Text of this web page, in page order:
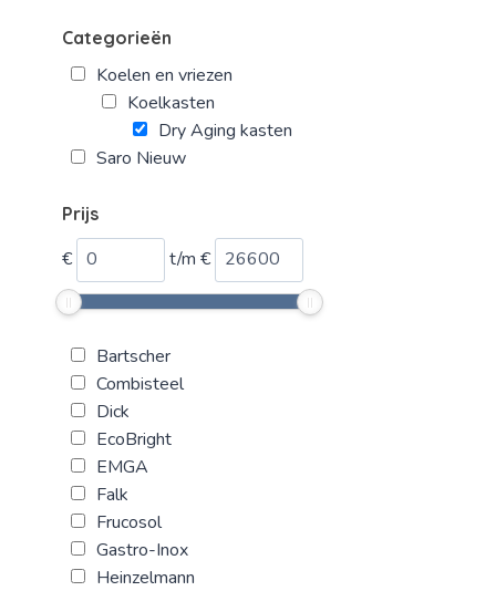
Categorieën
Koelen en vriezen
Koelkasten
Dry Aging kasten
Saro Nieuw
Prijs
€ t/m €
Bartscher
Combisteel
Dick
EcoBright
EMGA
Falk
Frucosol
Gastro-Inox
Heinzelmann